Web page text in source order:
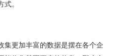
。
更加丰富的数据是摆在各个企